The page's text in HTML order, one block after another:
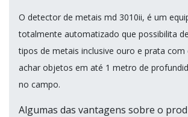
O detector de metais md 3010ii, é um
totalmente automatizado que possibilita
tipos de metais inclusive ouro e prata com
achar objetos em até 1 metro de
no campo.
Algumas das vantagens sobre o